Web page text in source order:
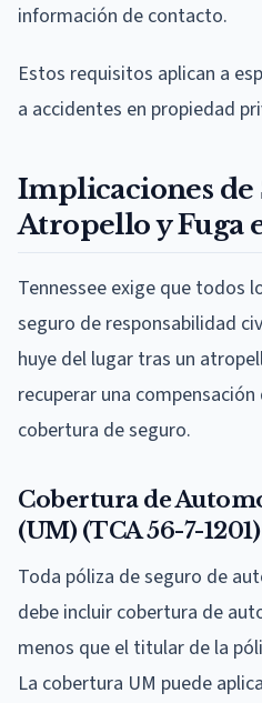
información de contacto.
Estos requisitos aplican a
a accidentes en propiedad
Implicaciones de
Atropello y Fuga
Tennessee exige que todos
seguro de responsabilidad
huye del lugar tras un
recuperar una
cobertura de seguro.
Cobertura de
(UM) (TCA 56-7-1201)
Toda póliza de seguro de
debe incluir cobertura de
menos que el titular de la
La cobertura UM puede